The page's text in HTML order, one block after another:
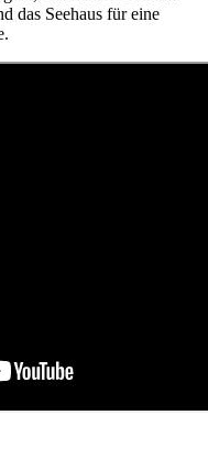
das Seehaus für eine